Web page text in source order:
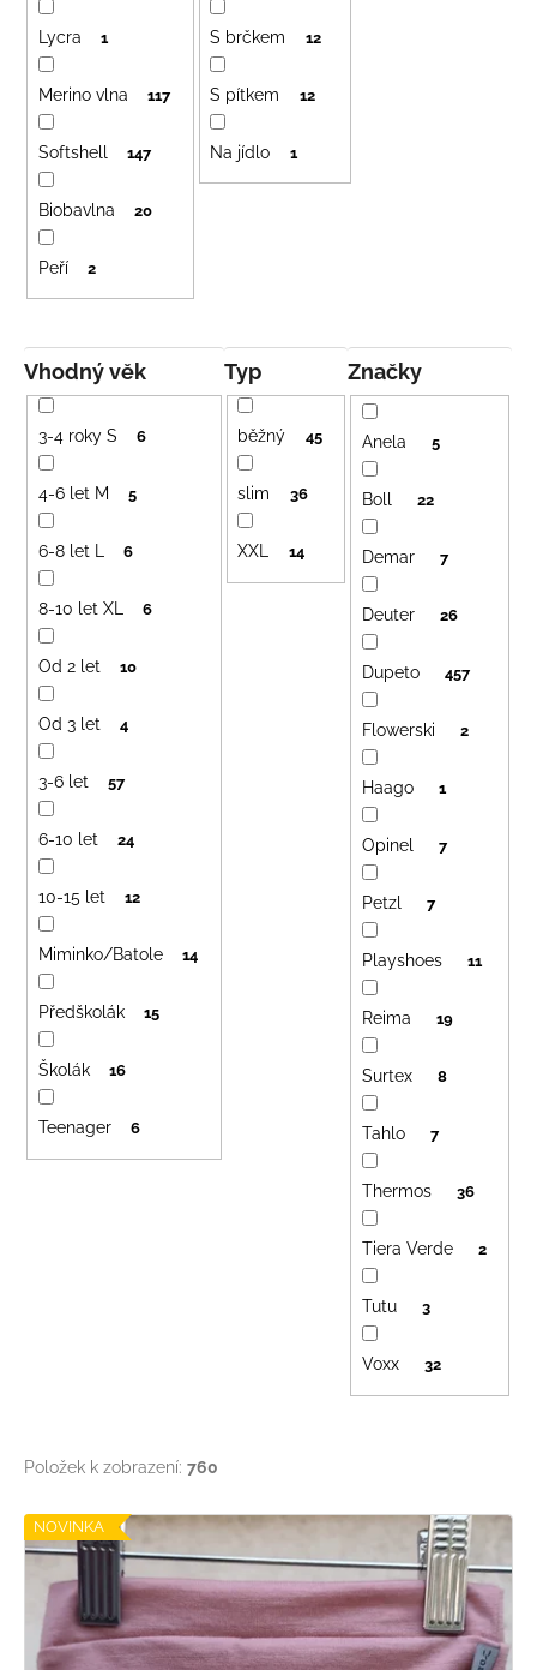
Značky
Anela 5
Boll 22
Demar 7
Deuter 26
Dupeto 457
Flowerski 2
Haago 1
Opinel 7
Petzl 7
Playshoes 11
Reima 19
Surtex 8
Tahlo 7
Thermos 36
Tiera Verde 2
Tutu 3
Voxx 32
Lycra 1
Merino vlna 117
Softshell 147
Biobavlna 20
Peří 2
typ
běžný 45
slim 36
XXL 14
Vhodný věk
3-4 roky S 6
4-6 let M 5
6-8 let L 6
8-10 let XL 6
Od 2 let 10
Od 3 let 4
3-6 let 57
6-10 let 24
10-15 let 12
Miminko/Batole 14
Předškolák 15
Školák 16
Teenager 6
S brčkem 12
S pítkem 12
Na jídlo 1
Položek k zobrazení: 760
V
ý
s
NOVINKA